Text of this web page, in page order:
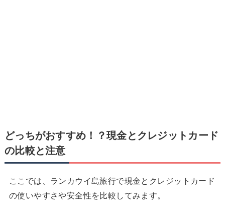
どっちがおすすめ！？現金とクレジットカード
の比較と注意
ここでは、ランカウイ島旅行で現金とクレジットカード
の使いやすさや安全性を比較してみます。